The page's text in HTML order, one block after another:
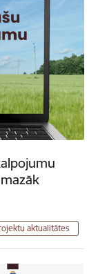
aktualitātes